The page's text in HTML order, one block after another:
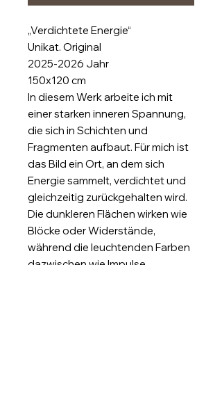
„Verdichtete Energie“
Unikat. Original
2025-2026 Jahr
150x120 cm
In diesem Werk arbeite ich mit
einer starken inneren Spannung,
die sich in Schichten und
Fragmenten aufbaut. Für mich ist
das Bild ein Ort, an dem sich
Energie sammelt, verdichtet und
gleichzeitig zurückgehalten wird.
Die dunkleren Flächen wirken wie
Blöcke oder Widerstände,
während die leuchtenden Farben
dazwischen wie Impulse